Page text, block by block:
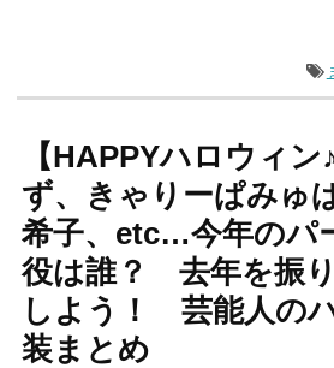
【HAPPYハロウィ
ず、きゃりーぱみゅ
希子、etc…今年のパ
役は誰？ 去年を振
しよう！ 芸能人の
装まとめ